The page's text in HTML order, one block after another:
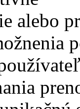
alebo